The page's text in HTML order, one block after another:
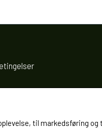
til markedsføring